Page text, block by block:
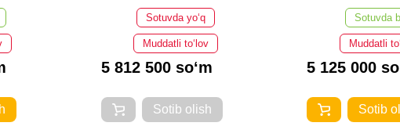
DDF484RME
Sotuvda yo‘q
Muddatli to‘lov
5 812 500 so‘m
Sotib olish
DDF483RFE
Sotuvda
Muddatli
5 125 000
Sotib